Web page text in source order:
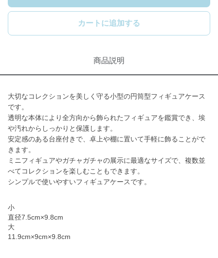
カートに追加する
商品説明
大切なコレクションを美しく守る小型の円筒型フィギュアケース
です。
透明な本体により全方向から飾られたフィギュアを鑑賞でき、埃
や汚れからしっかりと保護します。
安定感のある台座付きで、卓上や棚に置いて手軽に飾ることがで
きます。
ミニフィギュアやガチャガチャの展示に最適なサイズで、複数並
べてコレクションを楽しむこともできます。
シンプルで使いやすいフィギュアケースです。
小
直径7.5cm×9.8cm
大
11.9cm×9cm×9.8cm